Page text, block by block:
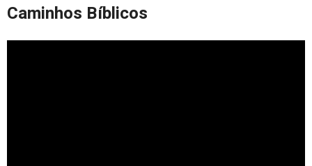
Caminhos Bíblicos